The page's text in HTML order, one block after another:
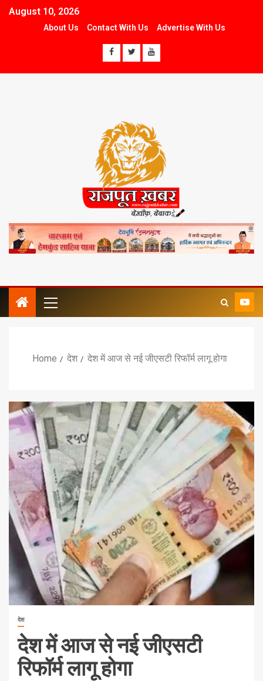
August 10, 2026
About Us Contact With Us Advertise With Us
Home देश देश में आज से नई जीएसटी रिफॉर्म लागू होगा
देश
देश में आज से नई जीएसटी
रिफॉर्म लागू होगा